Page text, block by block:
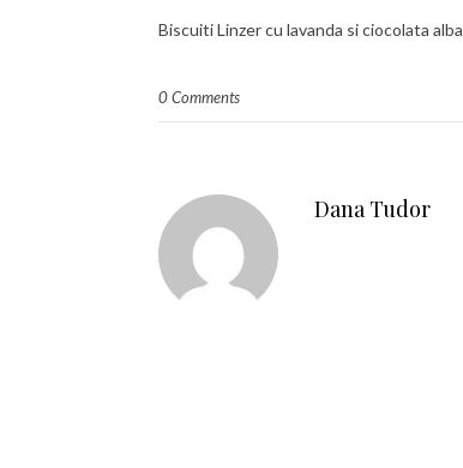
Biscuiti Linzer cu lavanda si ciocolata alba
0 Comments
Dana Tudor